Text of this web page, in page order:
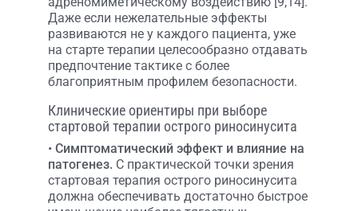
Даже если нежелательные эффекты
развиваются не у каждого пациента, уже
на старте терапии целесообразно отдавать
предпочтение тактике с более
благоприятным профилем безопасности.
Клинические ориентиры при выборе
стартовой терапии острого риносинусита
• Симптоматический эффект и влияние на
патогенез. С практической точки зрения
стартовая терапия острого риносинусита
должна обеспечивать достаточно быстрое